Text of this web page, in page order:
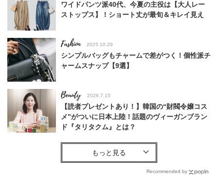
ワイドパンツ派40代、今夏の主役は【大人レー
ストップス】！ショート丈が最旬＆キレイ見え
Fashion 2025.10.29
シンプルバッグもチャームで差がつく！個性派チ
ャームスナップ【9選】
Beauty 2026.7.15
【読者プレゼントあり！】韓国の“財閥令嬢コス
メ”がついに日本上陸！話題のヴィーガンブラン
ド『タリタクム』とは？
Beauty
40代に似合う【韓コスリップ】6選！大野真理子
さん推薦「顔色が華やぐ」名品Recommended by